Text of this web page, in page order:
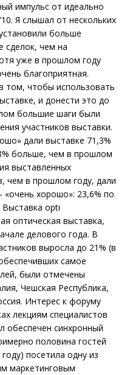
импульс от идеально
Я слышал от нескольких
больше
сделок, чем на
уже в прошлом году
благоприятная.
том, чтобы использовать
и донести это до
большие шаги были
участников выставки.
дали выставке 71,3%
больше, чем в прошлом
выставленных
чем в прошлом году, дали
хорошо»: 23,6% по
Выставка opti
оптическая выставка,
делового года. В
выросла до 21% (в
самое
были отмечены
Чешская Республика,
Интерес к форуму
лекциям специалистов
обеспечен синхронный
половина гостей
посетила одну из
маркетинговым